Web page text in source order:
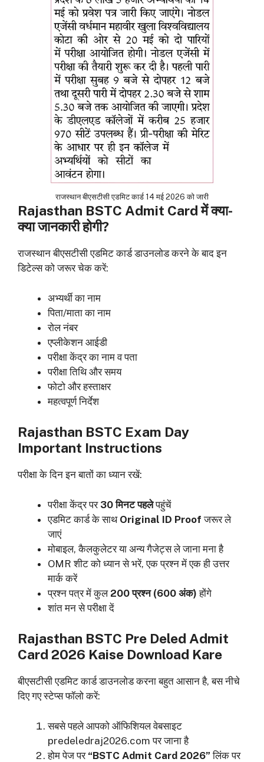
राजस्थान बीएसटीसी एडमिट कार्ड 14 मई 2026 को जारी
Rajasthan BSTC Admit Card में क्या-
क्या जानकारी होगी?
राजस्थान बीएसटीसी एडमिट कार्ड डाउनलोड करने के बाद इन
डिटेल्स को जरूर चेक करें:
अभ्यर्थी का नाम
पिता/माता का नाम
रोल नंबर
एप्लीकेशन आईडी
परीक्षा केंद्र का नाम व पता
परीक्षा तिथि और समय
फोटो और हस्ताक्षर
महत्वपूर्ण निर्देश
Rajasthan BSTC Exam Day
Important Instructions
परीक्षा के दिन इन बातों का ध्यान रखें:
परीक्षा केंद्र पर 30 मिनट पहलेपहुंचें
एडमिट कार्ड के साथ Original ID Proof जरूर ले
जाएं
मोबाइल, कैलकुलेटर या अन्य गैजेट्स ले जाना मना है
OMR शीट को ध्यान से भरें, एक प्रश्न में एक ही उत्तर
मार्क करें
प्रश्न पत्र में कुल 200 प्रश्न (600 अंक) होंगे
शांत मन से परीक्षा दें
Rajasthan BSTC Pre Deled Admit
Card 2026 Kaise Download Kare
बीएसटीसी एडमिट कार्ड डाउनलोड करना बहुत आसान है, बस नीचे
दिए गए स्टेप्स फॉलो करें:
सबसे पहले आपको ऑफिशियल वेबसाइट
predeledraj2026.com पर जाना है
होम पेज पर “BSTC Admit Card 2026” लिंक पर